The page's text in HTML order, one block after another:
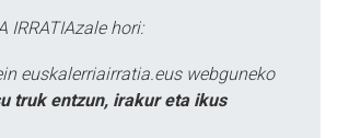
IRRATIAzale hori:
euskalerriairratia.eus webguneko
truk entzun, irakur eta ikus